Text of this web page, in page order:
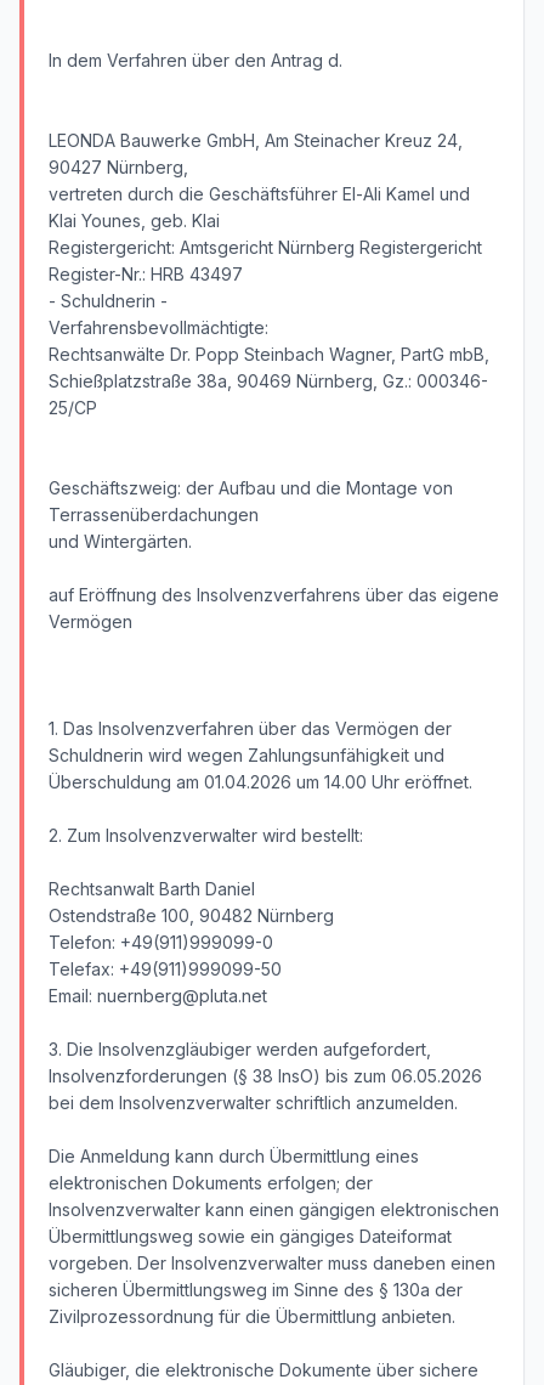
In dem Verfahren über den Antrag d.
LEONDA Bauwerke GmbH, Am Steinacher Kreuz 24,
90427 Nürnberg,
vertreten durch die Geschäftsführer El-Ali Kamel und
Klai Younes, geb. Klai
Registergericht: Amtsgericht Nürnberg Registergericht
Register-Nr.: HRB 43497
- Schuldnerin -
Verfahrensbevollmächtigte:
Rechtsanwälte Dr. Popp Steinbach Wagner, PartG mbB,
Schießplatzstraße 38a, 90469 Nürnberg, Gz.: 000346-
25/CP
Geschäftszweig: der Aufbau und die Montage von
Terrassenüberdachungen
und Wintergärten.
auf Eröffnung des Insolvenzverfahrens über das eigene
Vermögen
1. Das Insolvenzverfahren über das Vermögen der
Schuldnerin wird wegen Zahlungsunfähigkeit und
Überschuldung am 01.04.2026 um 14.00 Uhr eröffnet.
2. Zum Insolvenzverwalter wird bestellt:
Rechtsanwalt Barth Daniel
Ostendstraße 100, 90482 Nürnberg
Telefon: +49(911)999099-0
Telefax: +49(911)999099-50
Email: nuernberg@pluta.net
3. Die Insolvenzgläubiger werden aufgefordert,
Insolvenzforderungen (§ 38 InsO) bis zum 06.05.2026
bei dem Insolvenzverwalter schriftlich anzumelden.
Die Anmeldung kann durch Übermittlung eines
elektronischen Dokuments erfolgen; der
Insolvenzverwalter kann einen gängigen elektronischen
Übermittlungsweg sowie ein gängiges Dateiformat
vorgeben. Der Insolvenzverwalter muss daneben einen
sicheren Übermittlungsweg im Sinne des § 130a der
Zivilprozessordnung für die Übermittlung anbieten.
Gläubiger, die elektronische Dokumente über sichere